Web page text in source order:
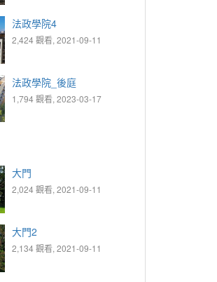
法政學院4
2,424 觀看, 2021-09-11
法政學院_後庭
1,794 觀看, 2023-03-17
大門
2,024 觀看, 2021-09-11
大門2
2,134 觀看, 2021-09-11